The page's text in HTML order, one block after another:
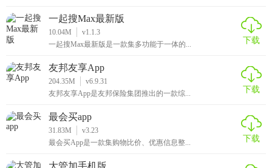
一起搜Max最新版
10.04M
v1.1.3
一起搜Max最新版是一款集多功能于一体的...
下载
友邦友享App
204.35M
v6.9.31
友邦友享App是友邦保险集团推出的一款综...
下载
最会买app
31.83M
v3.23
最会买App是一款集购物比价、优惠信息整...
下载
大管加手机版